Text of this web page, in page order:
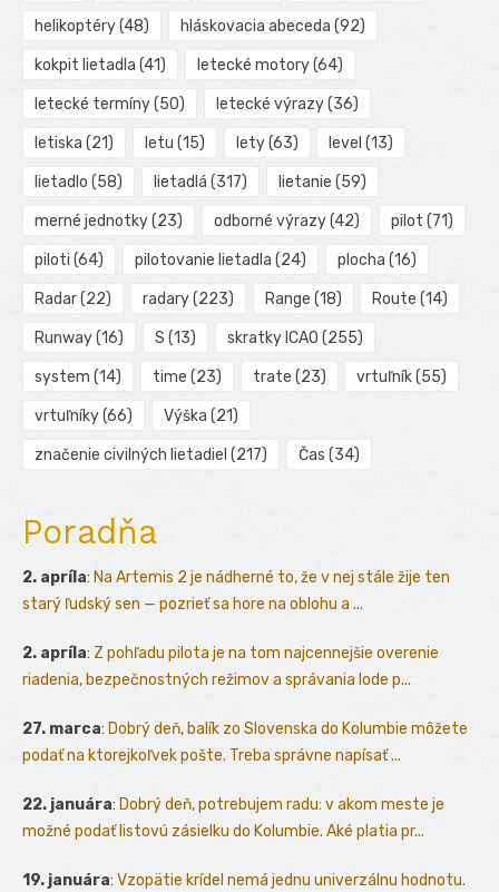
helikoptéry(48) hláskovacia abeceda (92)
kokpit lietadla (41) letecké motory(64)
letecké termíny(50) letecké výrazy(36)
letiska (21) letu (15) lety(63) level (13)
lietadlo (58) lietadlá (317) lietanie (59)
merné jednotky(23) odborné výrazy(42) pilot (71)
piloti (64) pilotovanie lietadla (24) plocha (16)
Radar(22) radary(223) Range (18) Route (14)
Runway(16) S (13) skratky ICAO (255)
system (14) time (23) trate (23) vrtuľník(55)
vrtuľníky(66) Výška (21)
značenie civilných lietadiel (217) Čas (34)
Poradňa
2. apríla: Na Artemis 2 je nádherné to, že v nej stále žije ten
starý ľudský sen — pozrieť sa hore na oblohu a ...
2. apríla: Z pohľadu pilota je na tom najcennejšie overenie
riadenia, bezpečnostných režimov a správania lode p...
27. marca: Dobrý deň, balík zo Slovenska do Kolumbie môžete
podať na ktorejkoľvek pošte. Treba správne napísať ...
22. januára: Dobrý deň, potrebujem radu: v akom meste je
možné podať listovú zásielku do Kolumbie. Aké platia pr...
19. januára: Vzopätie krídel nemá jednu univerzálnu hodnotu.